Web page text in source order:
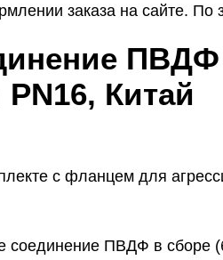
заказа на сайте. По
ПВДФ
Китай
с фланцем для
соединение ПВДФ в сборе